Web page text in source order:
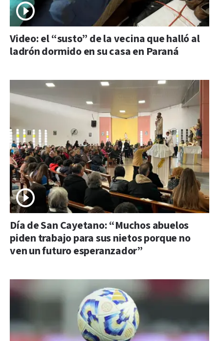
Video: el “susto” de la vecina que halló al
ladrón dormido en su casa en Paraná
Día de San Cayetano: “Muchos abuelos
piden trabajo para sus nietos porque no
ven un futuro esperanzador”